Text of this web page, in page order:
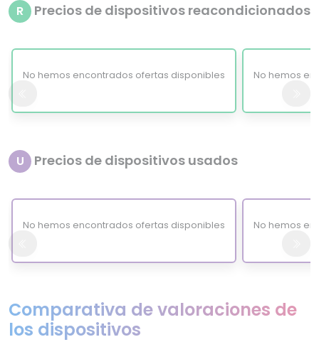
R Precios de dispositivos reacondicionados
No hemos encontrados ofertas disponibles No hemos
U Precios de dispositivos usados
No hemos encontrados ofertas disponibles No hemos
Comparativa de valoraciones de
los dispositivos